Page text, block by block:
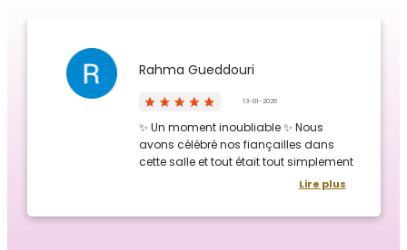
Rahma Gueddouri
13-01-2026
✨ Un moment inoubliable ✨ Nous
avons célébré nos fiançailles dans
cette salle et tout était tout simplement
incroyable. La salle est magnifique,
était soigné. Un immense merci à
Lire plus